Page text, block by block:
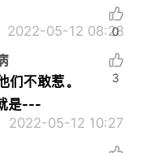
2022-05-12 08:28
0
不敢惹。
是---
2022-05-12 10:27
3